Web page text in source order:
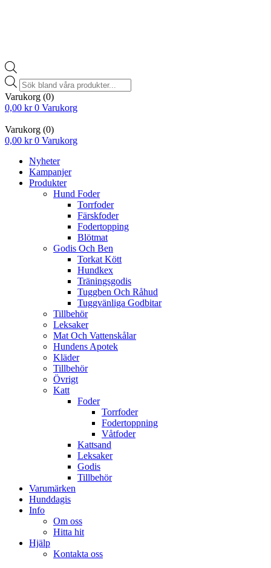
Products
search
Varukorg (0)
0,00 kr 0 Varukorg
Varukorg (0)
0,00 kr 0 Varukorg
Nyheter
Kampanjer
Produkter
Hund Foder
Torrfoder
Färskfoder
Fodertopping
Blötmat
Godis Och Ben
Torkat Kött
Hundkex
Träningsgodis
Tuggben Och Råhud
Tuggvänliga Godbitar
Tillbehör
Leksaker
Mat Och Vattenskålar
Hundens Apotek
Kläder
Tillbehör
Övrigt
Katt
Foder
Torrfoder
Fodertoppning
Våtfoder
Kattsand
Leksaker
Godis
Tillbehör
Varumärken
Hunddagis
Info
Om oss
Hitta hit
Hjälp
Kontakta oss